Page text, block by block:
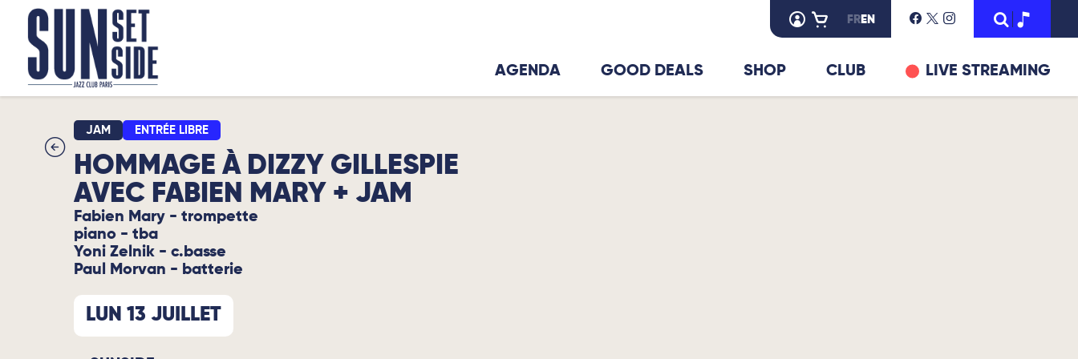
AGENDA GOOD DEALS SHOP CLUB LIVE STREAMING
FR EN
JAM ENTRÉE LIBRE
HOMMAGE À DIZZY GILLESPIE
AVEC FABIEN MARY + JAM
Fabien Mary - trompette
piano - tba
Yoni Zelnik - c.basse
Paul Morvan - batterie
LUN 13 JUILLET